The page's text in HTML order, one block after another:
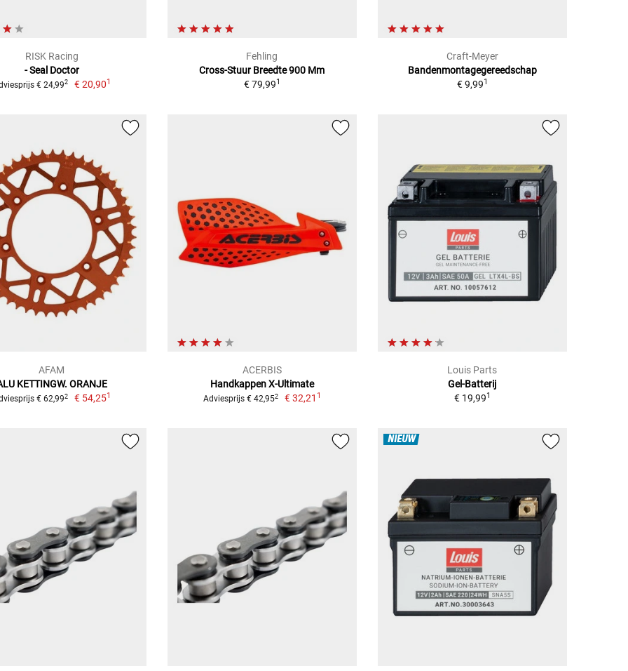
RISK Racing
- Seal Doctor
€ 24,992 € 20,901
Fehling
Cross-Stuur Breedte 900 Mm
€ 79,991
Craft-Meyer
Bandenmontagegereedschap
€ 9,991
AFAM
KETTINGW. ORANJE
€ 62,992 € 54,251
ACERBIS
Handkappen X-Ultimate
Adviesprijs € 42,952 € 32,21 1
Louis Parts
Gel-Batterij
€ 19,991
NIEUW